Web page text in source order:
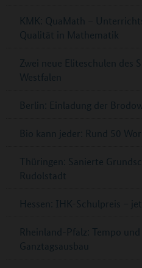
KMK: QuaMath –
Qualität in Mathematik
Zwei neue Eliteschulen des
Westfalen
Berlin: Einladung der
Bio kann jeder: Rund 50
Thüringen: Sanierte
Rudolstadt
Hessen: IHK-Schulpreis –
Rheinland-Pfalz: Tempo
Ganztagsausbau